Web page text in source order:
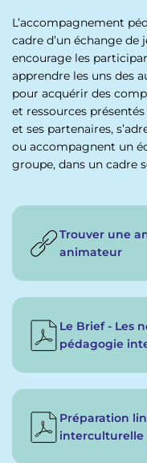
L’accompagnement
cadre d’un échange
encourage les
apprendre les uns des
pour acquérir des
et ressources présentés
et ses partenaires,
ou accompagnent un
groupe, dans un cadre
Trouver une
animateur
Le Brief - Les
pédagogie
Préparation
interculturelle